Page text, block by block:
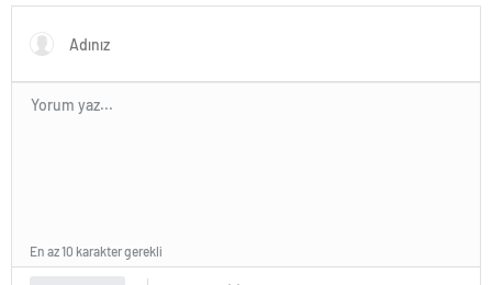
açıklama geldi
En az 10 karakter gerekli